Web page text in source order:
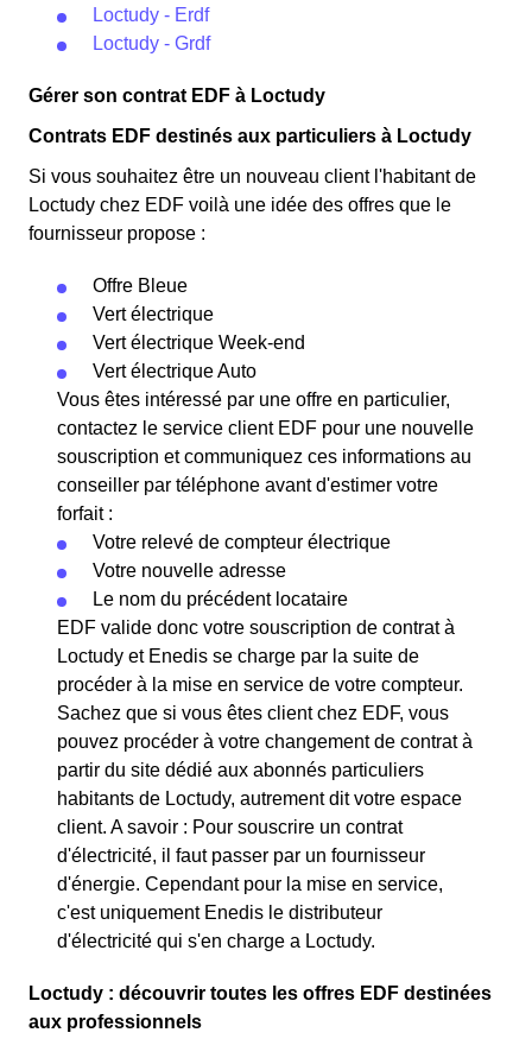
Loctudy - Erdf
Loctudy - Grdf
Gérer son contrat EDF à Loctudy
Contrats EDF destinés aux particuliers à Loctudy
Si vous souhaitez être un nouveau client l'habitant de
Loctudy chez EDF voilà une idée des offres que le
fournisseur propose :
Offre Bleue
Vert électrique
Vert électrique Week-end
Vert électrique Auto
Vous êtes intéressé par une offre en particulier,
contactez le service client EDF pour une nouvelle
souscription et communiquez ces informations au
conseiller par téléphone avant d'estimer votre
forfait :
Votre relevé de compteur électrique
Votre nouvelle adresse
Le nom du précédent locataire
EDF valide donc votre souscription de contrat à
Loctudy et Enedis se charge par la suite de
procéder à la mise en service de votre compteur.
Sachez que si vous êtes client chez EDF, vous
pouvez procéder à votre changement de contrat à
partir du site dédié aux abonnés particuliers
habitants de Loctudy, autrement dit votre espace
client. A savoir : Pour souscrire un contrat
d'électricité, il faut passer par un fournisseur
d'énergie. Cependant pour la mise en service,
c'est uniquement Enedis le distributeur
d'électricité qui s'en charge a Loctudy.
Loctudy : découvrir toutes les offres EDF destinées
aux professionnels